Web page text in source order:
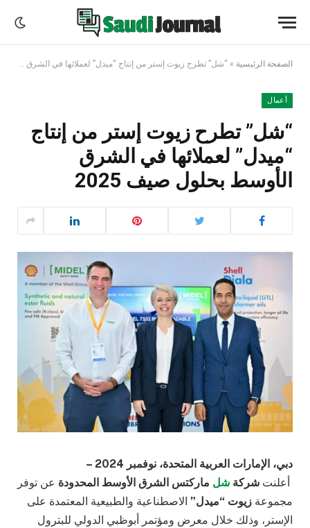
الصفحة الرئيسية » “شل” تطرح زيوت إستر من إنتاج “ميدل” لعملائها في الشرق الأوسط بحلول صيف 2025
أعمال
“شل” تطرح زيوت إستر من إنتاج
“ميدل” لعملائها في الشرق
الأوسط بحلول صيف 2025
دبي، الإمارات العربية المتحدة، نوفمبر 2024 –
أعلنت شركة شل ماركتس الشرق الأوسط المحدودة عن توفر
مجموعة زيوت “ميدل” الاصطناعية والطبيعية المعتمدة على
الإستر، وذلك خلال معرض ومؤتمر أبوظبي الدولي للبترول